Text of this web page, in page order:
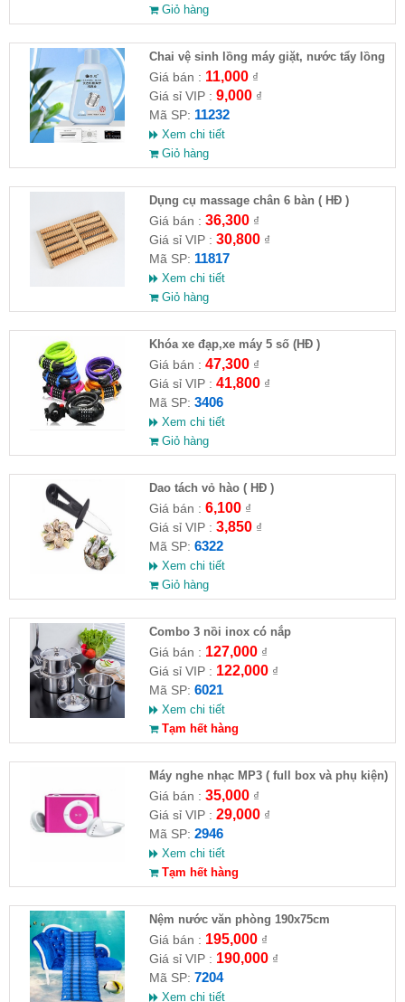
Giỏ hàng
Chai vệ sinh lồng máy giặt, nước tẩy lồng
máy giặt CLEANING FLUID
Giá bán : 11,000₫
Giá sỉ VIP : 9,000₫
Mã SP: 11232
Xem chi tiết
Giỏ hàng
Dụng cụ massage chân 6 bàn ( HĐ )
Giá bán : 36,300₫
Giá sỉ VIP : 30,800₫
Mã SP: 11817
Xem chi tiết
Giỏ hàng
Khóa xe đạp,xe máy 5 số (HĐ )
Giá bán : 47,300₫
Giá sỉ VIP : 41,800₫
Mã SP: 3406
Xem chi tiết
Giỏ hàng
Dao tách vỏ hào ( HĐ )
Giá bán : 6,100₫
Giá sỉ VIP : 3,850₫
Mã SP: 6322
Xem chi tiết
Giỏ hàng
Combo 3 nồi inox có nắp
Giá bán : 127,000₫
Giá sỉ VIP : 122,000₫
Mã SP: 6021
Xem chi tiết
Tạm hết hàng
Máy nghe nhạc MP3 ( full box và phụ kiện)
Giá bán : 35,000₫
Giá sỉ VIP : 29,000₫
Mã SP: 2946
Xem chi tiết
Tạm hết hàng
Nệm nước văn phòng 190x75cm
Giá bán : 195,000₫
Giá sỉ VIP : 190,000₫
Mã SP: 7204
Xem chi tiết